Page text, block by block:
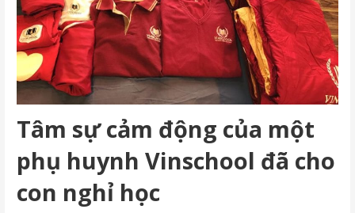
Tâm sự cảm động của một
phụ huynh Vinschool đã cho
con nghỉ học